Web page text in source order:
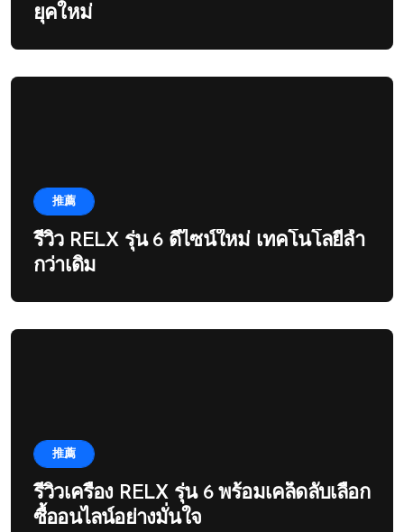
ยุคใหม่
推薦
รีวิว RELX รุ่น 6 ดีไซน์ใหม่ เทคโนโลยีล้ำ
กว่าเดิม
推薦
รีวิวเครื่อง RELX รุ่น 6 พร้อมเคล็ดลับเลือก
ซื้ออนไลน์อย่างมั่นใจ